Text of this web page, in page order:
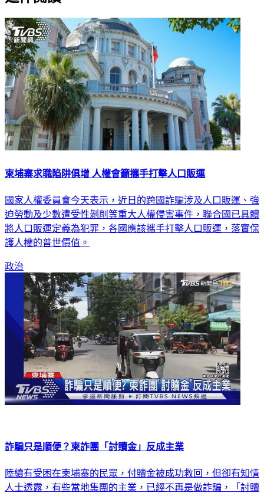
柬埔寨求職陷阱俱增 人權會籲攜手打擊人口販運
國家人權委員會今天表示，近日的跨國詐騙涉及人口販運、強
迫勞動及少數遭受性剝削等重大人權侵害事件，聯合國已具體
將人口販運定義為犯罪，各國應該攜手打擊人口販運，落實保
護人權的普世價值。
政治
詐騙只是順便？柬詐團「討贖金」反成主業
陸續有受困在柬埔寨的民眾，付贖金被成功救回，但卻有知情
人士透露，有些當地集團的主業，已經不再是做詐騙，「討贖